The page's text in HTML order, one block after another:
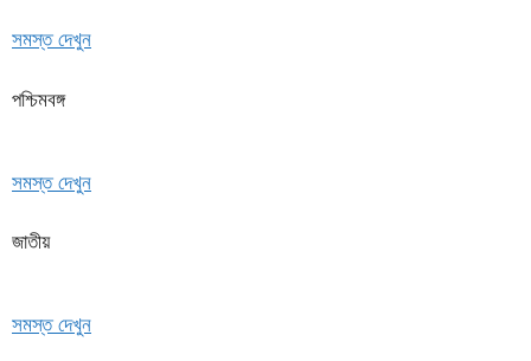
সমস্ত দেখুন
পশ্চিমবঙ্গ
সমস্ত দেখুন
জাতীয়
সমস্ত দেখুন